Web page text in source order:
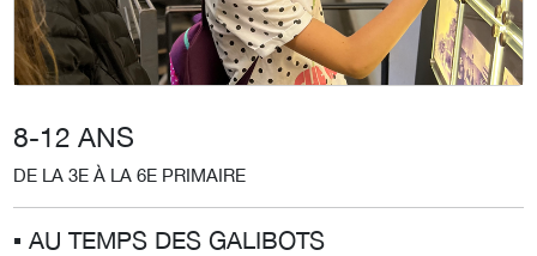
8-12 ANS
DE LA 3E À LA 6E PRIMAIRE
▪︎ AU TEMPS DES GALIBOTS